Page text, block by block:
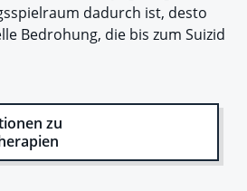
dadurch ist, desto
Bedrohung, die bis zum Suizid
zu